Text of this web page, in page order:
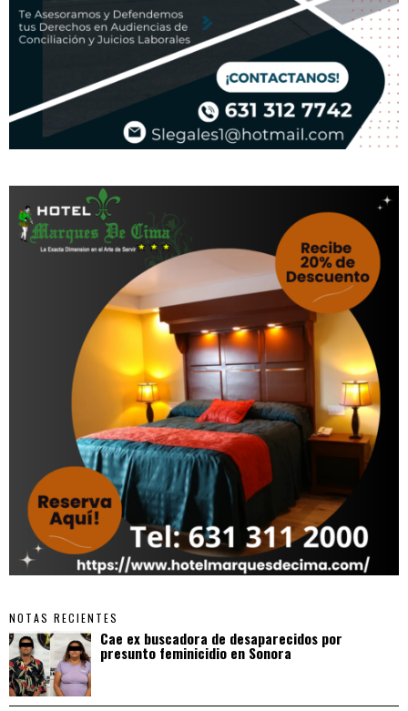
NOTAS RECIENTES
Cae ex buscadora de desaparecidos por
presunto feminicidio en Sonora